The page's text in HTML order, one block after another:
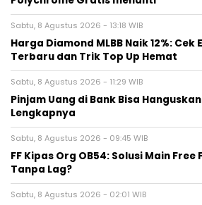
Sabtu, 8 Agustus 2026 - 13:18 WIB
Harga Diamond MLBB Naik 12%:
Terbaru dan Trik Top Up Hemat
Sabtu, 8 Agustus 2026 - 11:29 WIB
Pinjam Uang di Bank Bisa
Lengkapnya
Sabtu, 8 Agustus 2026 - 09:45 WIB
FF Kipas Org OB54: Solusi Main Free
Tanpa Lag?
Sabtu, 8 Agustus 2026 - 02:01 WIB